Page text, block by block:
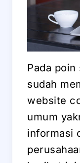
Pada
sudah
website
umum
informasi